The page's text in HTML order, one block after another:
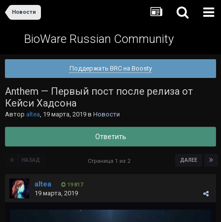
Новости
BioWare Russian Community
Поддержать BRC на Boosty
Anthem — Первый пост после релиза от
Кейси Хадсона
Автор altea, 19 марта, 2019 в Новости
Ответить
НАЗАД ДАЛЕЕ
Страница 1 из 2
altea 19 817
19 марта, 2019